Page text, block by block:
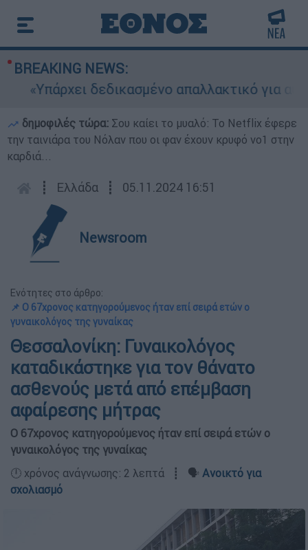
BREAKING NEWS:
«Υπάρχει δεδικασμένο απαλλακτικό για
δημοφιλές τώρα: Σου καίει το μυαλό: Το Netflix έφερε
την ταινιάρα του Νόλαν που οι φαν έχουν κρυφό νο1 στην
καρδιά...
┋ Ελλάδα ┋ 05.11.2024 16:51
Newsroom
Ενότητες στο άρθρο:
📌 Ο 67χρονος κατηγορούμενος ήταν επί σειρά ετών ο
γυναικολόγος της γυναίκας
Θεσσαλονίκη: Γυναικολόγος
καταδικάστηκε για τον θάνατο
ασθενούς μετά από επέμβαση
αφαίρεσης μήτρας
Ο 67χρονος κατηγορούμενος ήταν επί σειρά ετών ο
γυναικολόγος της γυναίκας
🕛 χρόνος ανάγνωσης: 2 λεπτά ┋ 🗣️ Ανοικτό για
σχολιασμό